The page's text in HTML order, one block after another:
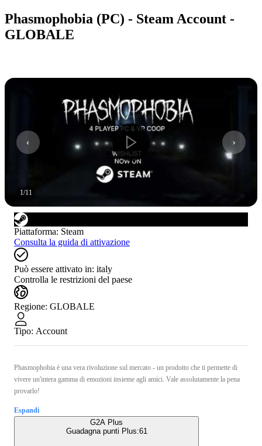
Phasmophobia (PC) - Steam Account -
GLOBALE
1/11
Piattaforma: Steam
Consulta la guida di attivazione
Può essere attivato in: italy
Controlla le restrizioni del paese
Regione: GLOBALE
Tipo: Account
Phasmophobia è una vera rivoluzione sul mercato - un prodotto che ti permette di
vivere un'intera gamma di emozioni insieme agli amici. Vale assolutamente la pena
provarlo!
Espandi
G2A Plus
Guadagna punti Plus:61